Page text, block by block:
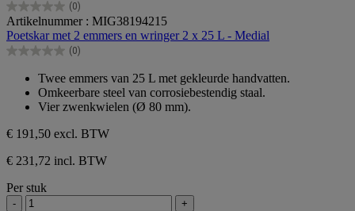
(0)
0.0
van
de
5
Artikelnummer : MIG38194215
Poetskar met 2 emmers en wringer 2 x 25 L - Medial
(0)
0.0
sterren.
Twee emmers van 25 L met gekleurde handvatten.
Omkeerbare steel van corrosiebestendig staal.
Vier zwenkwielen (Ø 80 mm).
€ 191,50 excl. BTW
€ 231,72 incl. BTW
Per stuk
- +